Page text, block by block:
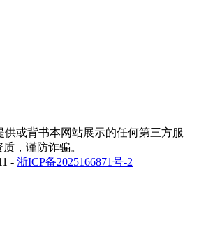
供或背书本网站展示的任何第三方服
，谨防诈骗。
- 浙ICP备2025166871号-2